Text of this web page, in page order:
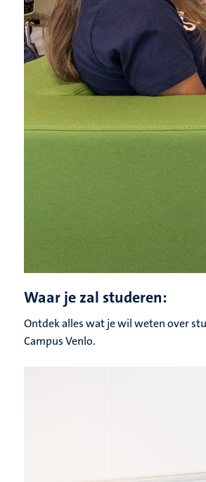
Waar je zal studeren:
Ontdek alles wat je wil weten over
Campus Venlo.